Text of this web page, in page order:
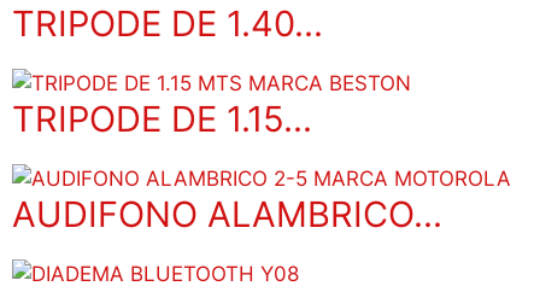
TRIPODE DE 1.40...
TRIPODE DE 1.15...
AUDIFONO ALAMBRICO...